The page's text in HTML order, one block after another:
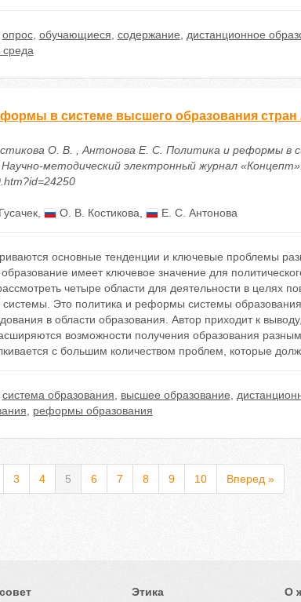
опрос, обучающиеся содержание дистанционное
среда
в системе высшего образования
О. В. , Антонова Е. С. Политика и реформы в
методический электронный журнал
, О. В. Костикова Е. С. Антонова
основные тенденции и ключевые проблемы
имеет ключевое значение для
четыре области для деятельности в целях
системы. Это политика и реформы системы
в области образования. Автор приходит к
возможности получения образования
с большим количеством проблем, которые
система образования высшее образование
реформы образования
3 4 5 6 7 8 9 10 Вперед »
Этика О